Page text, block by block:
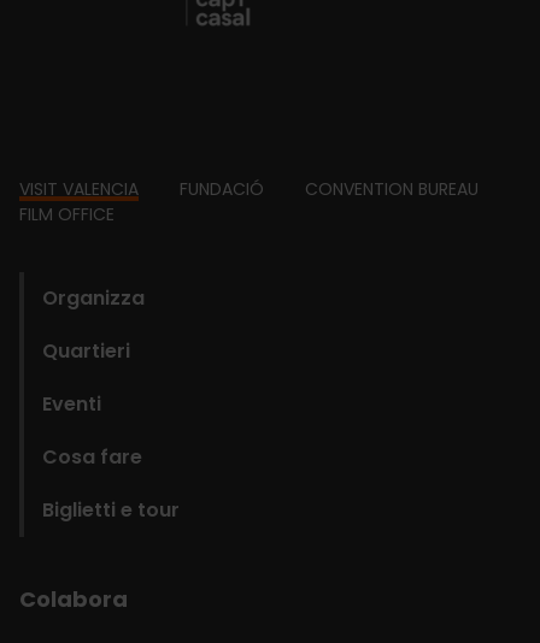
Footer
VISIT VALENCIA FUNDACIÓ
CONVENTION BUREAU
FILM OFFICE
Organizza
Quartieri
Eventi
Cosa fare
Biglietti e tour
Colabora